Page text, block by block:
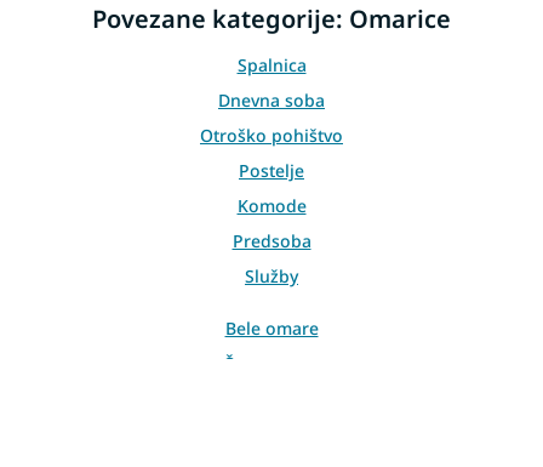
n
c
o
n
t
r
o
l
s
Povezane kategorije: Omarice
Spalnica
Dnevna soba
Otroško pohištvo
Postelje
Komode
Predsoba
Služby
Bele omare
Črne omare